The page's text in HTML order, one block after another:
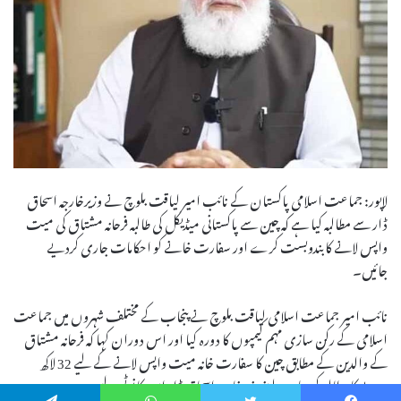
لاپور: جماعت اسلامی پاکستان کے نائب امیر لیاقت بلوچ نے وزیرخارجہ اسحاق
ڈار سے مطالبہ کیا ہے کہ چین سے پاکستانی میڈیکل کی طالبہ فرحانہ مشتاق کی میت
واپس لانے کا بندوبست کرے اور سفارت خانے کو احکامات جاری کردیے
جائیں۔
نائب امیر جماعت اسلامی لیاقت بلوچ نے پنجاب کے مختلف شہروں میں جماعت
اسلامی کے رکن سازی مہم کیمپوں کا دورہ کیا اور اس دوران کہا کہ فرحانہ مشتاق
کے والدین کے مطابق چین کا سفارت خانہ میت واپس لانے کے لیے 32 لاکھ
روپے کا مطالبہ کر رہا ہے لہٰذ وزیرخارجہ اسحاق ڈار اس کا نوٹس لیں۔